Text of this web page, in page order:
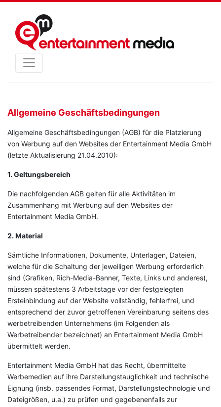
Allgemeine Geschäftsbedingungen
Allgemeine Geschäftsbedingungen (AGB) für die Platzierung
von Werbung auf den Websites der Entertainment Media GmbH
(letzte Aktualisierung 21.04.2010):
1. Geltungsbereich
Die nachfolgenden AGB gelten für alle Aktivitäten im
Zusammenhang mit Werbung auf den Websites der
Entertainment Media GmbH.
2. Material
Sämtliche Informationen, Dokumente, Unterlagen, Dateien,
welche für die Schaltung der jeweiligen Werbung erforderlich
sind (Grafiken, Rich-Media-Banner, Texte, Links und anderes),
müssen spätestens 3 Arbeitstage vor der festgelegten
Ersteinbindung auf der Website vollständig, fehlerfrei, und
entsprechend der zuvor getroffenen Vereinbarung seitens des
werbetreibenden Unternehmens (im Folgenden als
Werbetreibender bezeichnet) an Entertainment Media GmbH
übermittelt werden.
Entertainment Media GmbH hat das Recht, übermittelte
Werbemedien auf ihre Darstellungstauglichkeit und technische
Eignung (insb. passendes Format, Darstellungstechnologie und
Dateigrößen, u.a.) zu prüfen und gegebenenfalls zur